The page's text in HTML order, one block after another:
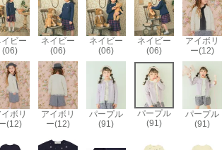
イビー
(06)
ネイビー
(06)
ネイビー
(06)
ネイビー
(06)
アイボリ
ー(12)
ボリ
(12)
アイボリ
ー(12)
パープル
(91)
パープル
(91)
パープル
(91)